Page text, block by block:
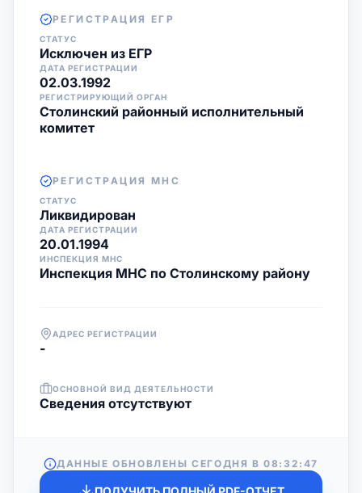
РЕГИСТРАЦИЯ ЕГР
СТАТУС
Исключен из ЕГР
ДАТА РЕГИСТРАЦИИ
02.03.1992
РЕГИСТРИРУЮЩИЙ ОРГАН
Столинский районный исполнительный
комитет
РЕГИСТРАЦИЯ МНС
СТАТУС
Ликвидирован
ДАТА РЕГИСТРАЦИИ
20.01.1994
ИНСПЕКЦИЯ МНС
Инспекция МНС по Столинскому району
АДРЕС РЕГИСТРАЦИИ
-
ОСНОВНОЙ ВИД ДЕЯТЕЛЬНОСТИ
Cведения отсутствуют
ДАННЫЕ ОБНОВЛЕНЫ СЕГОДНЯ В08:32:47